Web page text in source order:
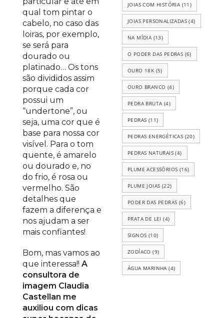
qual tom pintar o
cabelo, no caso das
loiras, por exemplo,
se será para
dourado ou
platinado… Os tons
são divididos assim
porque cada cor
possui um
“undertone”, ou
seja, uma cor que é
base para nossa cor
visível. Para o tom
quente, é amarelo
ou dourado e, no
do frio, é rosa ou
vermelho. São
detalhes que
fazem a diferença e
nos ajudam a ser
mais confiantes!
Bom, mas vamos ao
que interessa!! A
consultora de
imagem Claudia
Castellan me
auxiliou com dicas
JOIAS COM HISTÓRIA (11)
JOIAS PERSONALIZADAS (4)
NA MÍDIA (13)
O PODER DAS PEDRAS (6)
OURO 18K (5)
OURO BRANCO (4)
PEDRA BRUTA (4)
PEDRAS (11)
PEDRAS ENERGÉTICAS (20)
PEDRAS NATURAIS (4)
PLUME ACESSÓRIOS (16)
PLUME JOIAS (22)
PODER DAS PEDRAS (6)
PRATA DE LEI (4)
SIGNOS (10)
ZODÍACO (9)
ÁGUA MARINHA (4)